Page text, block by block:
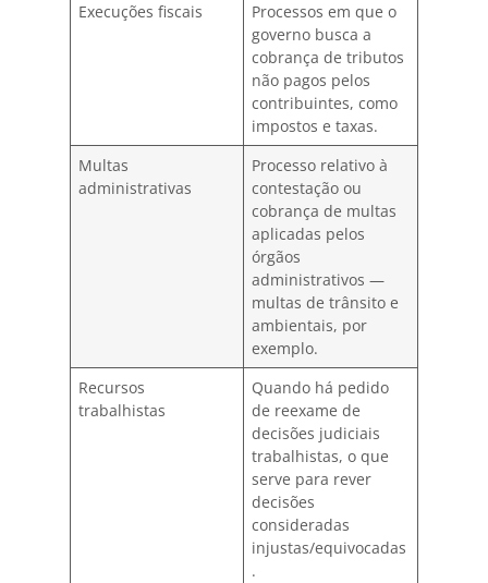
Execuções fiscais
Processos em que o
governo busca a
cobrança de tributos
não pagos pelos
contribuintes, como
impostos e taxas.
Multas
administrativas
Processo relativo à
contestação ou
cobrança de multas
aplicadas pelos
órgãos
administrativos —
multas de trânsito e
ambientais, por
exemplo.
Recursos
trabalhistas
Quando há pedido
de reexame de
decisões judiciais
trabalhistas, o que
serve para rever
decisões
consideradas
injustas/equivocadas
.